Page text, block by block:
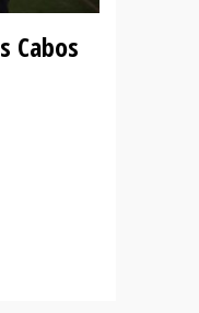
Cabos